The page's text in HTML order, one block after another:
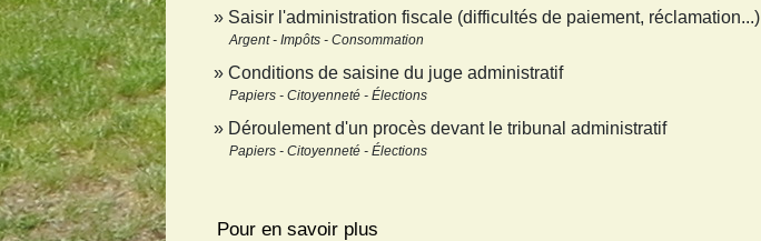
Saisir l'administration fiscale (difficultés de paiement, réclamation...)
Argent - Impôts - Consommation
Conditions de saisine du juge administratif
Papiers - Citoyenneté - Élections
Déroulement d'un procès devant le tribunal administratif
Papiers - Citoyenneté - Élections
Pour en savoir plus